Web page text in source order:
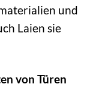
und
Laien sie
von Türen